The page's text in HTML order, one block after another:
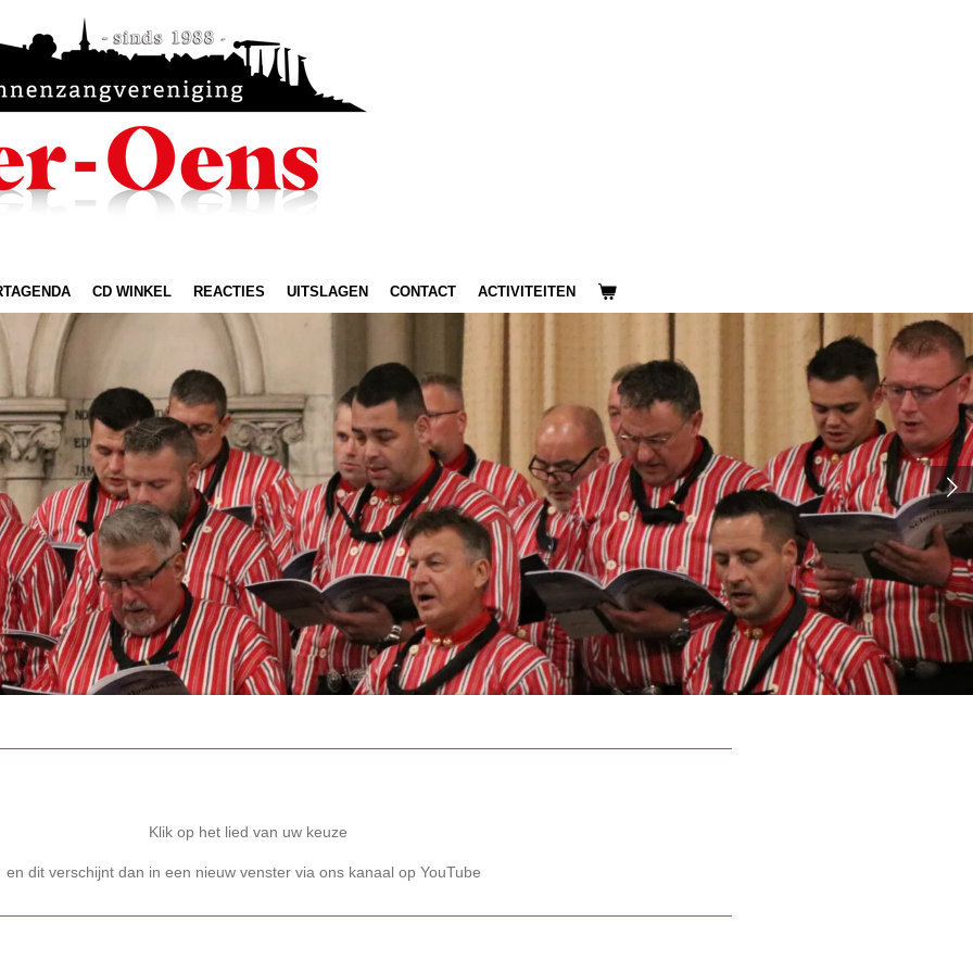
CD WINKEL REACTIES UITSLAGEN CONTACT ACTIVITEITEN
Klik op het lied van uw keuze
en dit verschijnt dan in een nieuw venster via ons kanaal op YouTube